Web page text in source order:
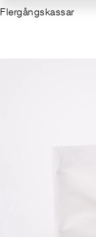
Flergångskassar